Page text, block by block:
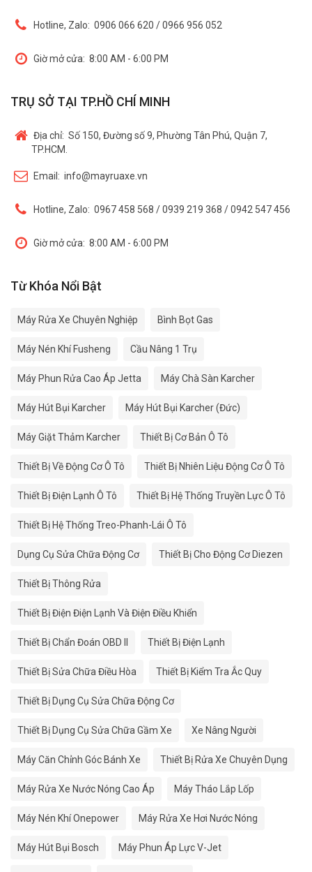
Hotline, Zalo: 0906 066 620 / 0966 956 052
Giờ mở cửa: 8:00 AM - 6:00 PM
TRỤ SỞ TẠI TP.HỒ CHÍ MINH
Địa chỉ: Số 150, Đường số 9, Phường Tân Phú, Quận 7,
TP.HCM.
Email: info@mayruaxe.vn
Hotline, Zalo: 0967 458 568 / 0939 219 368 / 0942 547 456
Giờ mở cửa: 8:00 AM - 6:00 PM
Từ Khóa Nổi Bật
Máy Rửa Xe Chuyên Nghiệp Bình Bọt Gas
Máy Nén Khí Fusheng Cầu Nâng 1 Trụ
Máy Phun Rửa Cao Áp Jetta Máy Chà Sàn Karcher
Máy Hút Bụi Karcher Máy Hút Bụi Karcher (Đức)
Máy Giặt Thảm Karcher Thiết Bị Cơ Bản Ô Tô
Thiết Bị Về Động Cơ Ô Tô Thiết Bị Nhiên Liệu Động Cơ Ô Tô
Thiết Bị Điện Lạnh Ô Tô Thiết Bị Hệ Thống Truyền Lực Ô Tô
Thiết Bị Hệ Thống Treo-Phanh-Lái Ô Tô
Dụng Cụ Sửa Chữa Động Cơ Thiết Bị Cho Động Cơ Diezen
Thiết Bị Thông Rửa
Thiết Bị Điện Điện Lạnh Và Điện Điều Khiển
Thiết Bị Chẩn Đoán OBD II Thiết Bị Điện Lạnh
Thiết Bị Sửa Chữa Điều Hòa Thiết Bị Kiểm Tra Ắc Quy
Thiết Bị Dụng Cụ Sửa Chữa Động Cơ
Thiết Bị Dụng Cụ Sửa Chữa Gầm Xe Xe Nâng Người
Máy Căn Chỉnh Góc Bánh Xe Thiết Bị Rửa Xe Chuyên Dụng
Máy Rửa Xe Nước Nóng Cao Áp Máy Tháo Lắp Lốp
Máy Nén Khí Onepower Máy Rửa Xe Hơi Nước Nóng
Máy Hút Bụi Bosch Máy Phun Áp Lực V-Jet